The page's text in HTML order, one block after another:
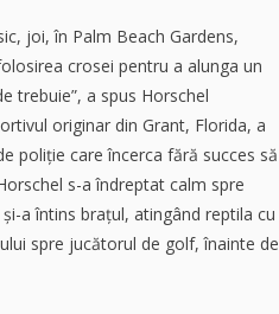
joi, în Palm Beach Gardens,
crosei pentru a alunga un
trebuie”, a spus Horschel
originar din Grant, Florida, a
poliție care încerca fără succes să
s-a îndreptat calm spre
a întins brațul, atingând reptila cu
spre jucătorul de golf, înainte de